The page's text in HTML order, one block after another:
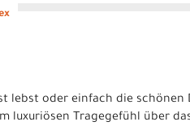
lebst oder einfach die
luxuriösen Tragegefühl über